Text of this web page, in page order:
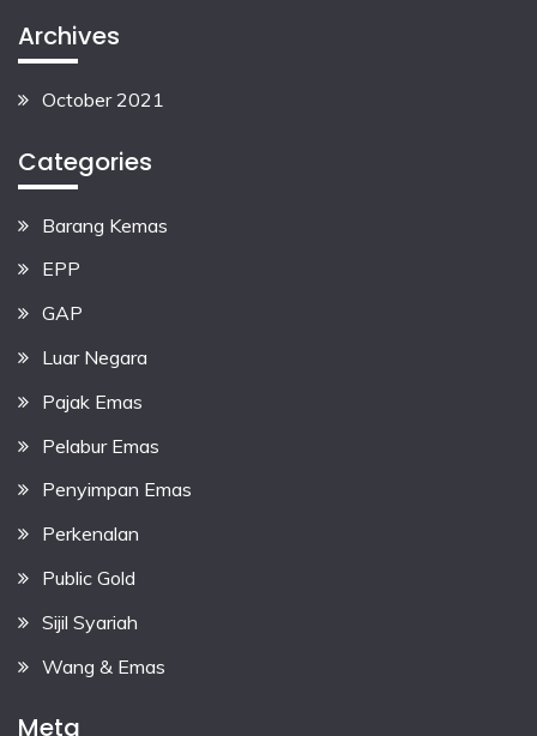
Archives
October 2021
Categories
Barang Kemas
EPP
GAP
Luar Negara
Pajak Emas
Pelabur Emas
Penyimpan Emas
Perkenalan
Public Gold
Sijil Syariah
Wang & Emas
Meta